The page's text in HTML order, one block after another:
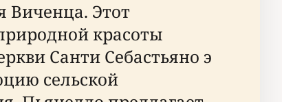
Виченца. Этот
красоты
Санти Себастьяно э
сельской